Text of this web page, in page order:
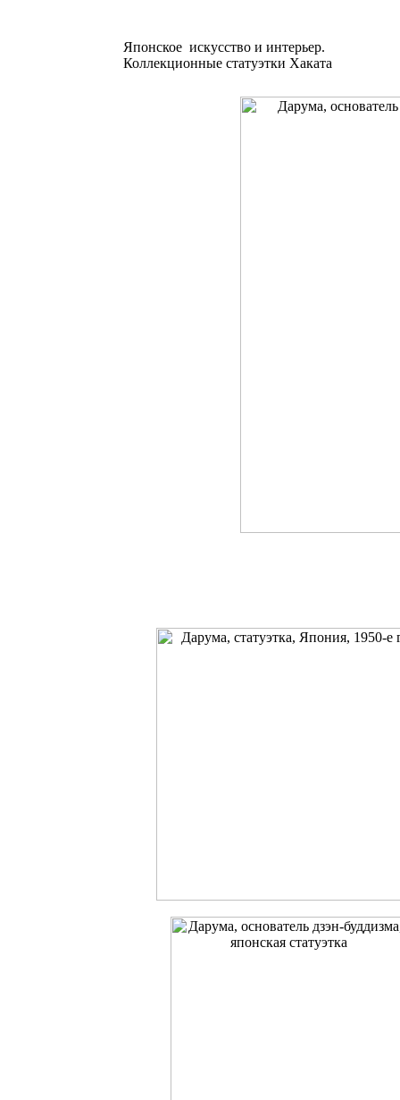
Японское искусство и интерьер.
Коллекционные статуэтки Хаката